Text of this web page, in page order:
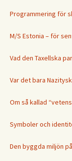
Programmering för
M/S Estonia – för
Vad den Taxellska
Var det bara
Om så kallad
Symboler och
Den byggda miljön